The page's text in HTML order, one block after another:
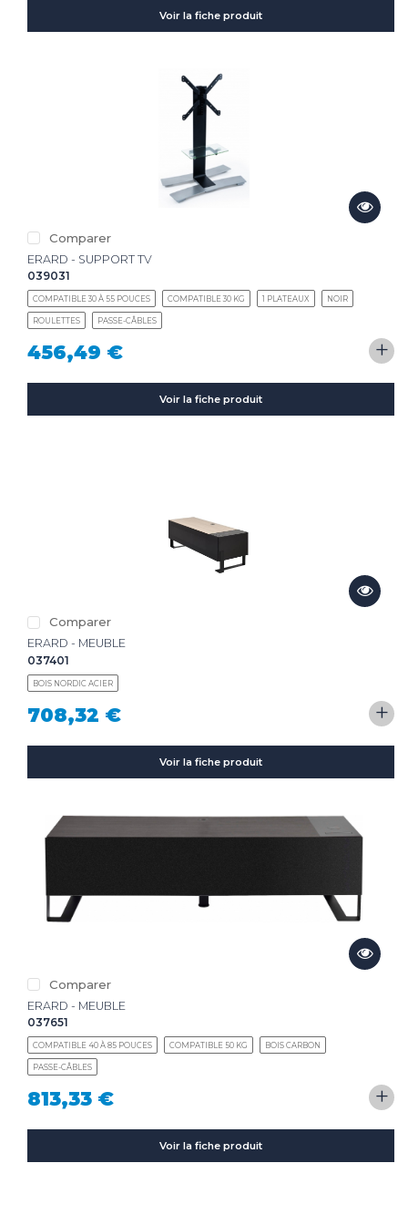
Voir la fiche produit
Comparer
ERARD - SUPPORT TV
039031
COMPATIBLE 30 À 55 POUCES COMPATIBLE 30 KG 1 PLATEAUX NOIR
ROULETTES PASSE-CÂBLES
456,49 € +
Voir la fiche produit
Comparer
ERARD - MEUBLE
037401
BOIS NORDIC ACIER
708,32 € +
Voir la fiche produit
Comparer
ERARD - MEUBLE
037651
COMPATIBLE 40 À 85 POUCES COMPATIBLE 50 KG BOIS CARBON
PASSE-CÂBLES
813,33 € +
Voir la fiche produit